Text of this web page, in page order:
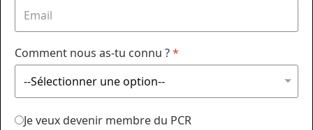
Comment nous as-tu connu ?*
Je veux devenir membre du PCR